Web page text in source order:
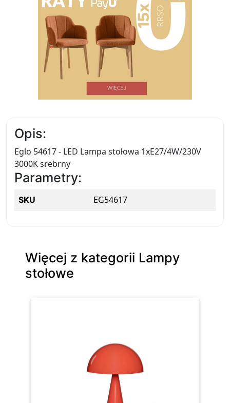
Opis:
Eglo 54617 - LED Lampa stołowa 1xE27/4W/230V
3000K srebrny
Parametry:
SKU EG54617
Więcej z kategorii Lampy
stołowe